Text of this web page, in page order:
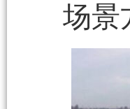
场景